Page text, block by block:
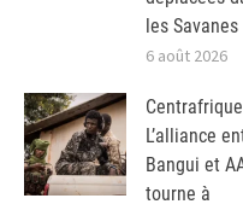
les Savanes
6 août 2026
L’alliance
Bangui et
tourne à